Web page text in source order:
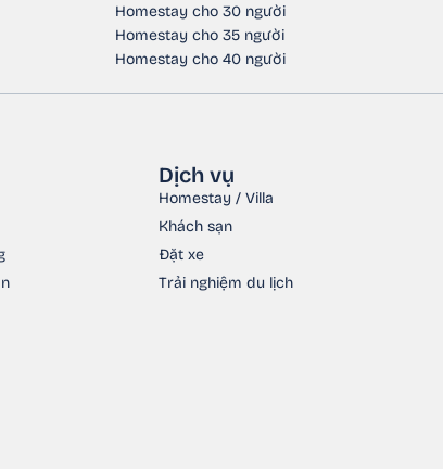
Homestay cho 30 người
Homestay cho 35 người
Homestay cho 40 người
Dịch vụ
Homestay / Villa
Khách sạn
Đặt xe
Trải nghiệm du lịch